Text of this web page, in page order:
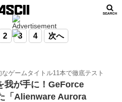
2 3 4 次へ
ゲームタイトル11本で徹底テスト
我が手に！GeForce
「Alienware Aurora